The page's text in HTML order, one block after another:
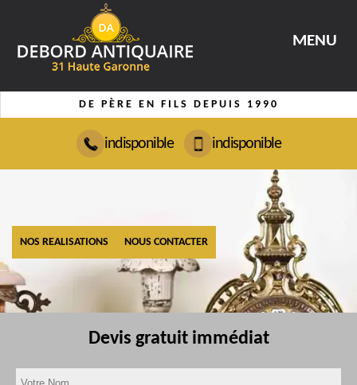
MENU
DE PÈRE EN FILS DEPUIS 1990
indisponible indisponible
NOS REALISATIONS NOUS CONTACTER
Devis gratuit immédiat